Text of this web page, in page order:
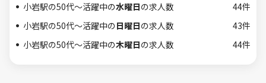
小岩駅の50代～活躍中の水曜日の求人数
44件
小岩駅の50代～活躍中の日曜日の求人数
43件
小岩駅の50代～活躍中の木曜日の求人数 44件